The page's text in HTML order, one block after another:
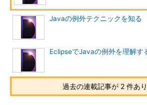
Javaの例外テクニックを知る
EclipseでJavaの例外を理解す
過去の連載記事が 2 件あ